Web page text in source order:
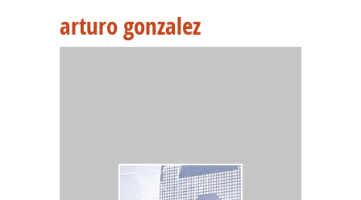
arturo gonzalez